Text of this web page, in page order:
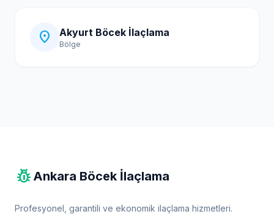
location_on Akyurt Böcek İlaçlama
Bölge
pest_control Ankara Böcek İlaçlama
Profesyonel, garantili ve ekonomik ilaçlama hizmetleri.